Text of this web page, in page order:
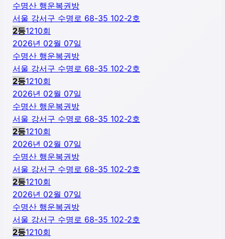
수명산 행운복권방
서울 강서구 수명로 68-35 102-2호
2등1210회
2026년 02월 07일
수명산 행운복권방
서울 강서구 수명로 68-35 102-2호
2등1210회
2026년 02월 07일
수명산 행운복권방
서울 강서구 수명로 68-35 102-2호
2등1210회
2026년 02월 07일
수명산 행운복권방
서울 강서구 수명로 68-35 102-2호
2등1210회
2026년 02월 07일
수명산 행운복권방
서울 강서구 수명로 68-35 102-2호
2등1210회